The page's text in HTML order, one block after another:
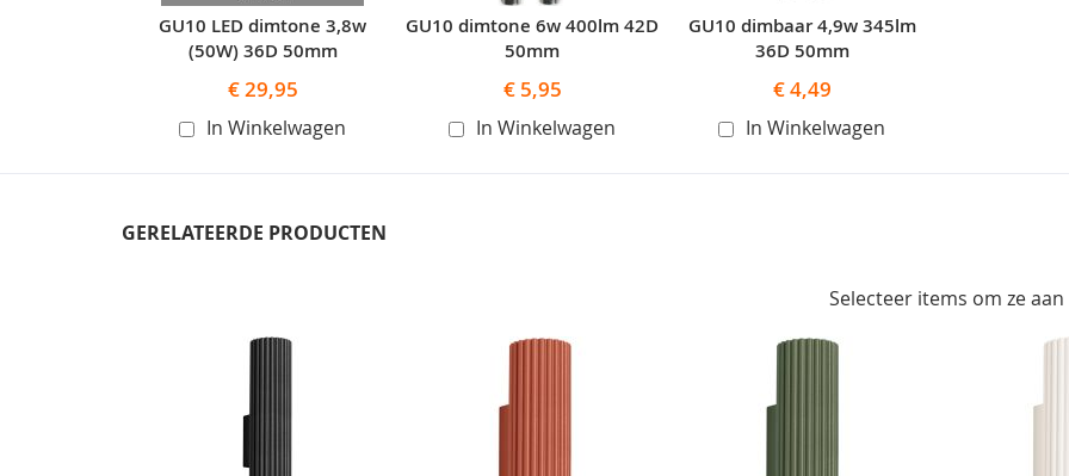
GU10 LED dimtone 3,8w
(50W) 36D 50mm
€ 29,95
In Winkelwagen
GU10 dimtone 6w 400lm 42D
50mm
€ 5,95
In Winkelwagen
GU10 dimbaar 4,9w 345lm
36D 50mm
€ 4,49
In Winkelwagen
GERELATEERDE PRODUCTEN
Selecteer items om ze